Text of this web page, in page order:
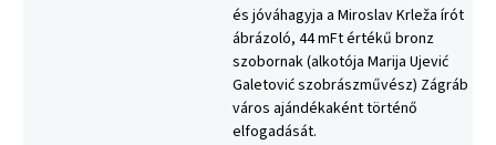
és jóváhagyja a Miroslav Krleža írót
ábrázoló, 44 mFt értékű bronz
szobornak (alkotója Marija Ujević
Galetović szobrászművész) Zágráb
város ajándékaként történő
elfogadását.